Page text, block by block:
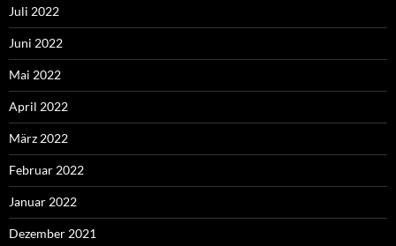
Juli 2022
Juni 2022
Mai 2022
April 2022
März 2022
Februar 2022
Januar 2022
Dezember 2021